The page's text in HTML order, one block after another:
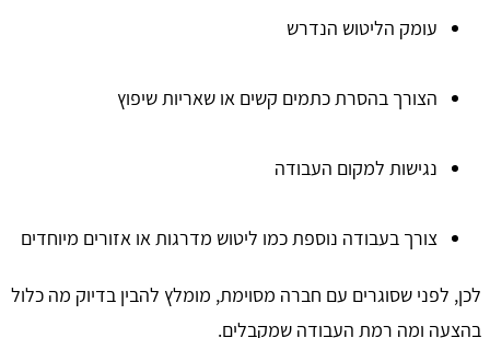
עומק הליטוש הנדרש
הצורך בהסרת כתמים קשים או שאריות שיפוץ
נגישות למקום העבודה
צורך בעבודה נוספת כמו ליטוש מדרגות או אזורים מיוחדים
לכן, לפני שסוגרים עם חברה מסוימת, מומלץ להבין בדיוק מה כלול
בהצעה ומה רמת העבודה שמקבלים.